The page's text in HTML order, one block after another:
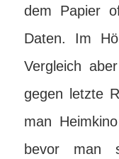
dem Papier
Daten. Im
Vergleich
gegen letzte
man
bevor man